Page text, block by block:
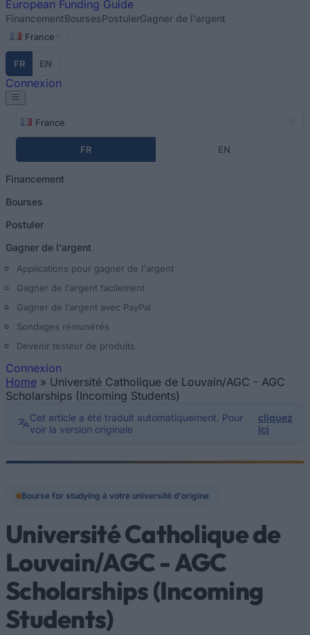
European Funding Guide
FinancementBoursesPostulerGagner de l'argent
France
FR EN
Connexion
France
FR EN
Financement
Bourses
Postuler
Gagner de l'argent
Applications pour gagner de l'argent
Gagner de l'argent facilement
Gagner de l'argent avec PayPal
Sondages rémunérés
Devenir testeur de produits
Connexion
Vous êtes ici
Home » Université Catholique de Louvain/AGC - AGC
Scholarships (Incoming Students)
Cet article a été traduit automatiquement. Pour
voir la version originale
cliquez
ici
Bourse for studying à votre université d'origine
Université Catholique de
Louvain/AGC - AGC
Scholarships (Incoming
Students)